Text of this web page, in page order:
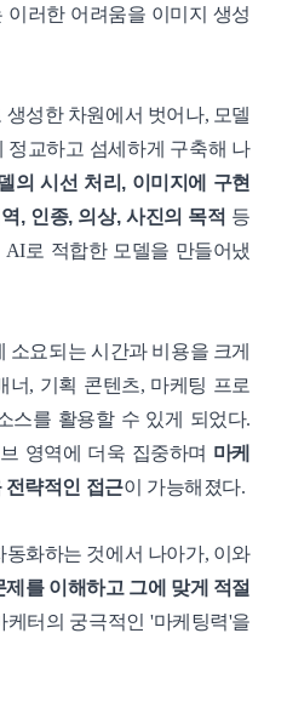
이러한 어려움을 이미지 생성
성한 차원에서 벗어나, 모델
정교하고 섬세하게 구축해 나
의 시선 처리, 이미지에 구현
, 인종, 의상, 사진의 목적 등
로 적합한 모델을 만들어냈
소요되는 시간과 비용을 크게
너, 기획 콘텐츠, 마케팅 프로
스를 활용할 수 있게 되었다.
영역에 더욱 집중하며 마케
전략적인 접근이 가능해졌다.
화하는 것에서 나아가, 이와
를 이해하고 그에 맞게 적절
케터의 궁극적인 '마케팅력'을